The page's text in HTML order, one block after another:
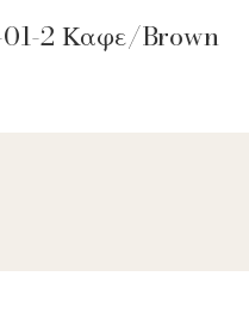
01-2 Καφε/Brown